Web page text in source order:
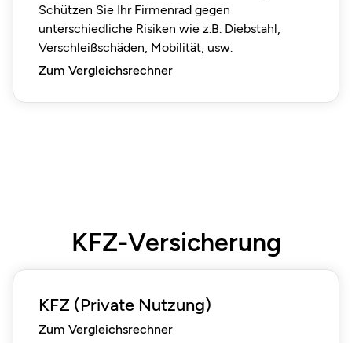
Schützen Sie Ihr Firmenrad gegen
unterschiedliche Risiken wie z.B. Diebstahl,
Verschleißschäden, Mobilität, usw.
Zum Vergleichsrechner
KFZ-Versicherung
KFZ (Private Nutzung)
Zum Vergleichsrechner